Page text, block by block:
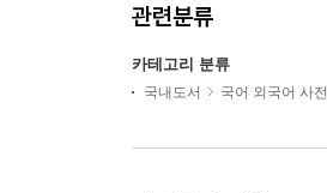
관련분류
카테고리 분류
국내도서 국어 외국어 사전